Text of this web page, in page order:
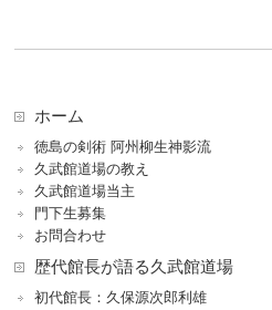
ホーム
徳島の剣術 阿州柳生神影流
久武館道場の教え
久武館道場当主
門下生募集
お問合わせ
歴代館長が語る久武館道場
初代館長：久保源次郎利雄